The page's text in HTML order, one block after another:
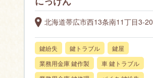
北海道帯広市西13条南11丁目3-20
鍵紛失 鍵トラブル
鍵屋
業務用金庫 鍵作製
車 鍵トラブル